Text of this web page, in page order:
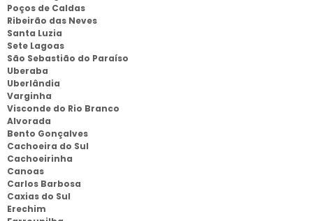
Poços de Caldas
Ribeirão das Neves
Santa Luzia
Sete Lagoas
São Sebastião do Paraíso
Uberaba
Uberlândia
Varginha
Visconde do Rio Branco
Alvorada
Bento Gonçalves
Cachoeira do Sul
Cachoeirinha
Canoas
Carlos Barbosa
Caxias do Sul
Erechim